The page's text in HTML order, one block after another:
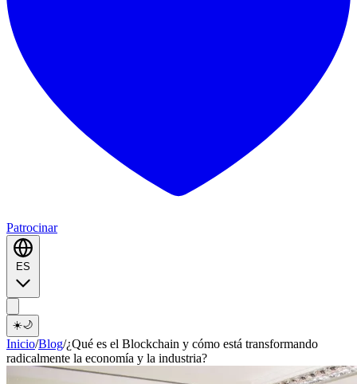
Patrocinar
☀️🌙
Inicio/Blog/¿Qué es el Blockchain y cómo está transformando
radicalmente la economía y la industria?